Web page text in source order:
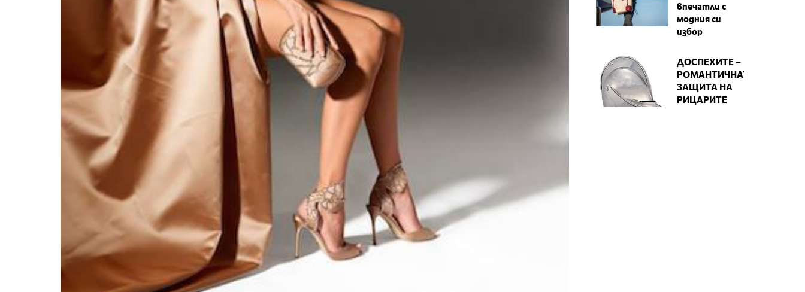
впечатли с
модния си
избор
ДОСПЕХИТЕ –
РОМАНТИЧНАТА
ЗАЩИТА НА
РИЦАРИТЕ